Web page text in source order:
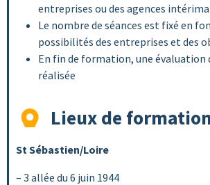
entreprises ou des agences
Le nombre de séances est fixé en
possibilités des entreprises et des
En fin de formation, une évaluation
réalisée
Lieux de
St Sébastien/Loire
– 3 allée du 6 juin 1944